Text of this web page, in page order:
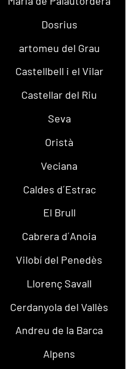
Dosrius
artomeu del Grau
Castellbell i el Vilar
Castellar del Riu
Seva
Oristà
Veciana
Caldes d´Estrac
El Brull
Cabrera d´Anoia
Vilobí del Penedès
Llorenç Savall
Cerdanyola del Vallès
Andreu de la Barca
Alpens